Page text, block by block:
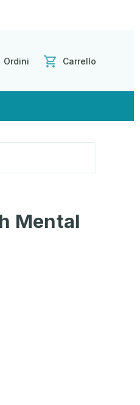
Ordini Carrello
Mental